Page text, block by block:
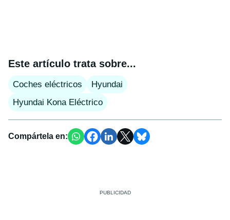
Este artículo trata sobre...
Coches eléctricos
Hyundai
Hyundai Kona Eléctrico
Compártela en: